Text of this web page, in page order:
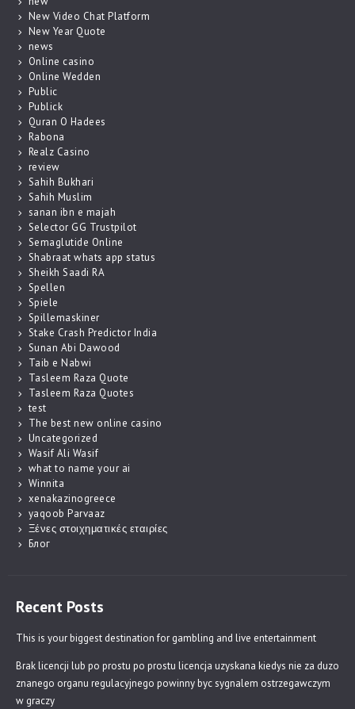
New Video Chat Platform
New Year Quote
news
Online casino
Online Wedden
Public
Publick
Quran O Hadees
Rabona
Realz Casino
review
Sahih Bukhari
Sahih Muslim
sanan ibn e majah
Selector GG Trustpilot
Semaglutide Online
Shabraat whats app status
Sheikh Saadi RA
Spellen
Spiele
Spillemaskiner
Stake Crash Predictor India
Sunan Abi Dawood
Taib e Nabwi
Tasleem Raza Quote
Tasleem Raza Quotes
test
The best new online casino
Uncategorized
Wasif Ali Wasif
what to name your ai
Winnita
xenakazinogreece
yaqoob Parvaaz
Ξένες στοιχηματικές εταιρίες
Блог
Recent Posts
This is your biggest destination for gambling and live entertainment
Brak licencji lub po prostu po prostu licencja uzyskana kiedys nie za duzo
znanego organu regulacyjnego powinny byc sygnalem ostrzegawczym
w graczy